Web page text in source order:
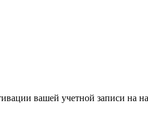
вашей учетной записи на